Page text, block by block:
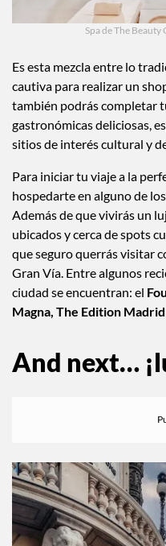
Spa de The
Es esta mezcla entre lo
cautiva para realizar un
también podrás completar
gastronómicas deliciosas,
sitios de interés cultural y
Para iniciar tu viaje a la
hospedarte en alguno de
Además de que vivirás un
ubicados y cerca de spots
que seguro querrás visitar
Gran Vía. Entre algunos
ciudad se encuentran: el
Magna, The Edition Madrid
And next…